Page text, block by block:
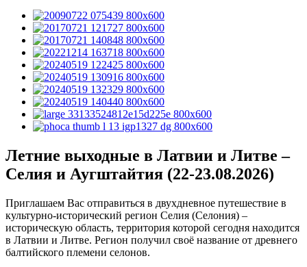
Летние выходные в Латвии и Литве –
Селия и Аугштайтия (22-23.08.2026)
Приглашаем Вас отправиться в двухдневное путешествие в
культурно-исторический регион Селия (Селония) –
историческую область, территория которой сегодня находится
в Латвии и Литве. Регион получил своё название от древнего
балтийского племени селонов.